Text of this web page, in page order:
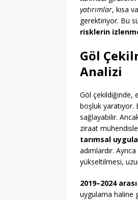
yatırımlar, kısa
gerektiriyor. Bu
risklerin
Göl
Analizi
Göl çekildiğinde,
boşluk yaratıyor.
sağlayabilir.
ziraat
tarımsal
adımlardır. Ayrıca
yükseltilmesi,
2019–2024
uygulama haline